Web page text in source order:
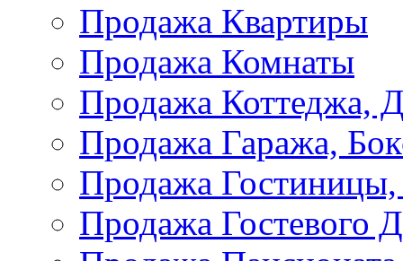
Продажа Квартиры
Продажа Комнаты
Продажа Коттеджа,
Продажа Гаража,
Продажа
Продажа Гостевого